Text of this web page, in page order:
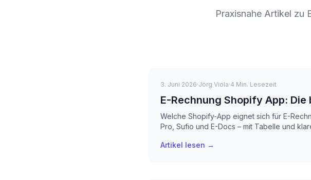
Praxisnahe Artikel zu
3. Juni 2026·Jörg Viola·4 Min. Lesezeit
E-Rechnung Shopify App:
Welche Shopify-App eignet sich für E-
Pro, Sufio und E-Docs – mit Tabelle und
Artikel lesen →